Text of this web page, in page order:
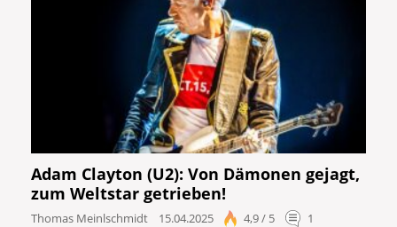
Adam Clayton (U2): Von Dämonen gejagt,
zum Weltstar getrieben!
Thomas Meinlschmidt 15.04.2025 4,9 / 5 1